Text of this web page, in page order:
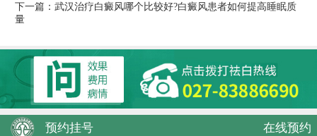
下一篇： 武汉治疗白癜风哪个比较好?白癜风患者如何提高睡眠质
量
预约挂号 在线预约